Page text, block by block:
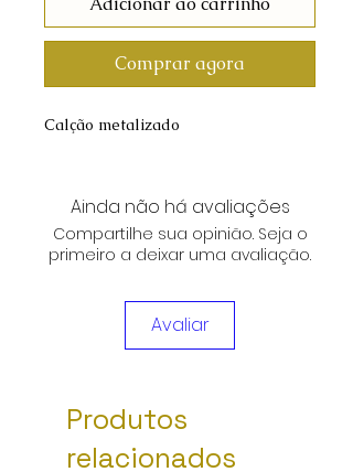
Comprar agora
Calção metalizado
Ainda não há avaliações
Compartilhe sua opinião. Seja o
primeiro a deixar uma avaliação.
Avaliar
Produtos
relacionados